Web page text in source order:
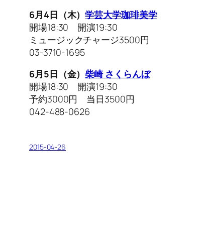
6月4日（木）学芸大学珈琲美学
開場18:30 開演19:30
ミュージックチャージ3500円
03-3710-1695
6月5日（金） 柴崎 さくらんぼ
開場18:30 開演19:30
予約3000円 当日3500円
042-488-0626
2015-04-26